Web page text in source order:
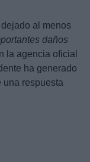
dejado al menos
daños
la agencia oficial
ha generado
una respuesta